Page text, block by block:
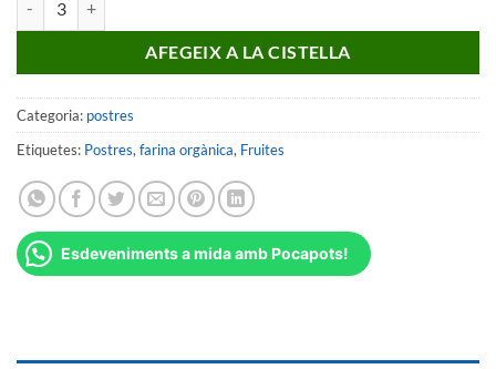
AFEGEIX A LA CISTELLA
Categoria: postres
Etiquetes: Postres, farina orgànica, Fruites
Esdeveniments a mida amb Pocapots!